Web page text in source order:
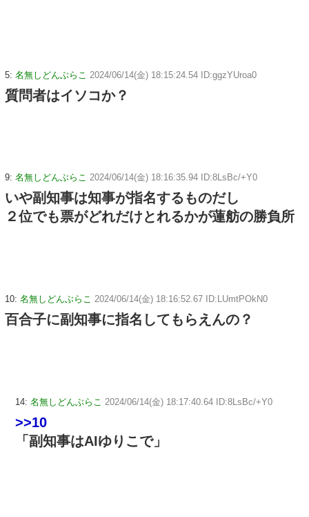
5: 名無しどんぶらこ 2024/06/14(金) 18:15:24.54 ID:ggzYUroa0
質問者はイソコか？
9: 名無しどんぶらこ 2024/06/14(金) 18:16:35.94 ID:8LsBc/+Y0
いや副知事は知事が指名するものだし
２位でも票がどれだけとれるかが蓮舫の勝負所
10: 名無しどんぶらこ 2024/06/14(金) 18:16:52.67 ID:LUmtPOkN0
百合子に副知事に指名してもらえんの？
14: 名無しどんぶらこ 2024/06/14(金) 18:17:40.64 ID:8LsBc/+Y0
>>10
「副知事はAIゆりこで」